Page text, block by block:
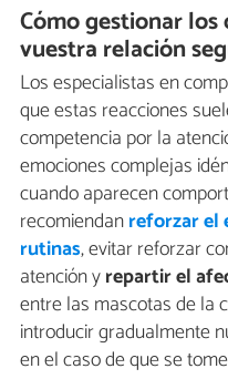
Cómo gestionar
vuestra relación
Los especialistas en
que estas reacciones
competencia por la
emociones complejas
cuando aparecen
recomiendanreforzar el
rutinas, evitar reforzar
atención yrepartir el
entre las mascotas de la
introducir gradualmente
en el caso de que se